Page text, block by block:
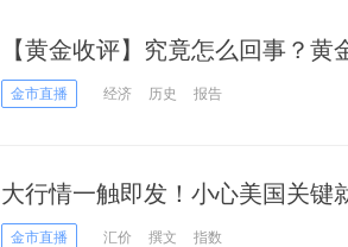
【黄金收评】究竟怎么回事？
暴涨57美元创历史新高
金市直播 经济 历史 报告
大行情一触即发！小心美国关键
数、日元、欧元、英镑、澳元和
金市直播 汇价 撰文 指数